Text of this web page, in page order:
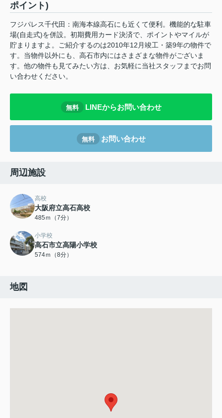
ポイント)
フジパレス千代田：南海本線高石にも近くて便利。機能的な駐車
場(自走式)を併設。初期費用カード決済で、ポイントやマイルが
貯まりますよ。ご紹介するのは2010年12月竣工・築9年の物件で
す。当物件以外にも、高石市内にはさまざまな物件がございま
す。他の物件も見てみたい方は、お気軽に当社スタッフまでお問
い合わせください。
無料 LINEからお問い合わせ
無料 お問い合わせ
周辺施設
高校
大阪府立高石高校
485ｍ（7分）
小学校
高石市立高陽小学校
574ｍ（8分）
地図